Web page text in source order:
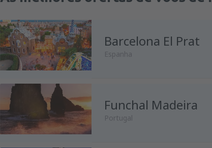
Barcelona El Prat
Espanha
Funchal Madeira
Portugal